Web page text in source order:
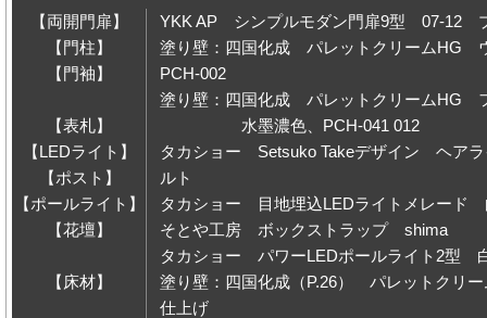
【両開門扉】
【門柱】
【門袖】
【表札】
【LEDライト】
【ポスト】
【ポールライト】
【花壇】
【床材】
YKK AP シンプルモダン門扉9型 07-12
塗り壁：四国化成 パレットクリームHG
PCH-002
塗り壁：四国化成 パレットクリームHG
水墨濃色、PCH-041 012
タカショー Setsuko Takeデザイン ヘア
ルト
タカショー 目地埋込LEDライトメレード
そとや工房 ボックストラップ shima
タカショー パワーLEDポールライト2型
塗り壁：四国化成（P.26） パレットクリ
仕上げ